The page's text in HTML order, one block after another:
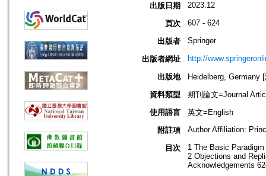
出版日期 2023.12
頁次 607 - 624
出版者 Springer
出版者網址 http://
出版地
Heidelberg, Germany
資料類型
期刊論文=Journal
使用語言
英文=English
附註項
Author Affiliation:
目次
1 The Basic Paradigm
2 Objections and
Acknowledgements